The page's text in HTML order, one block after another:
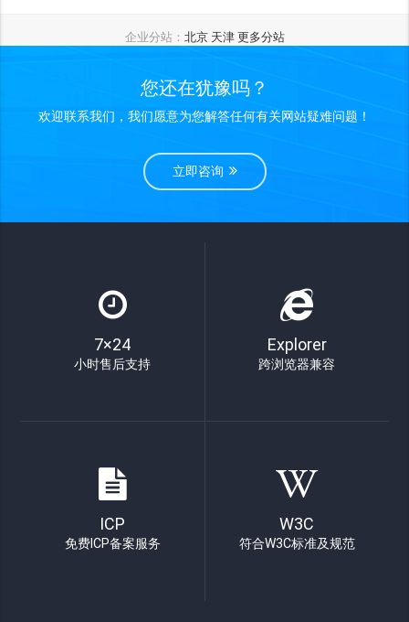
企业分站： 北京 天津 更多分站
您还在犹豫吗？
欢迎联系我们，我们愿意为您解答任何有关网站疑难问题！
立即咨询
7×24
小时售后支持
Explorer
跨浏览器兼容
ICP
免费ICP备案服务
W3C
符合W3C标准及规范